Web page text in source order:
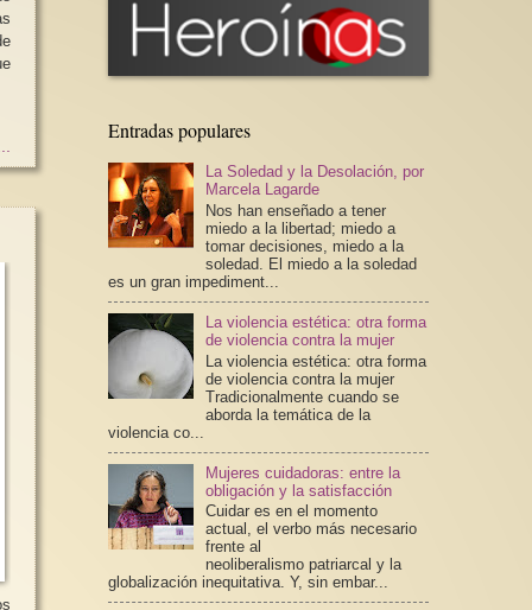
Entradas populares
La Soledad y la Desolación, por
Marcela Lagarde
Nos han enseñado a tener
miedo a la libertad; miedo a
tomar decisiones, miedo a la
soledad. El miedo a la soledad
es un gran impediment...
La violencia estética: otra forma
de violencia contra la mujer
La violencia estética: otra forma
de violencia contra la mujer
Tradicionalmente cuando se
aborda la temática de la
violencia co...
Mujeres cuidadoras: entre la
obligación y la satisfacción
Cuidar es en el momento
actual, el verbo más necesario
frente al
neoliberalismo patriarcal y la
globalización inequitativa. Y, sin embar...